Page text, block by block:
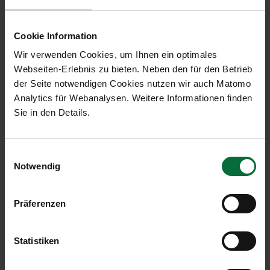
Cookie Information
Wir verwenden Cookies, um Ihnen ein optimales
Webseiten-Erlebnis zu bieten. Neben den für den Betrieb
der Seite notwendigen Cookies nutzen wir auch Matomo
Analytics für Webanalysen. Weitere Informationen finden
Sie in den Details.
Notwendig
Präferenzen
Statistiken
steht in beide Fahrtrichtungen zur Verfügung. Die
abgeschlossen sein.
Ausweichroute: Bundesstraße 9
Als Ausweichroute bietet sich die Bundesstraße 9
(B9) an. Aus dem Südwesten sowie aus dem
Westen kommend wird diese über den Knoten
erreicht. Wird der Flughafen Wien aus dem
Südosten und Osten angefahren, so kann die B9
über die Bundesstraßen 10 (B10) und 60 (B60)
Eine Alternative zum PKW sind die öffentlichen